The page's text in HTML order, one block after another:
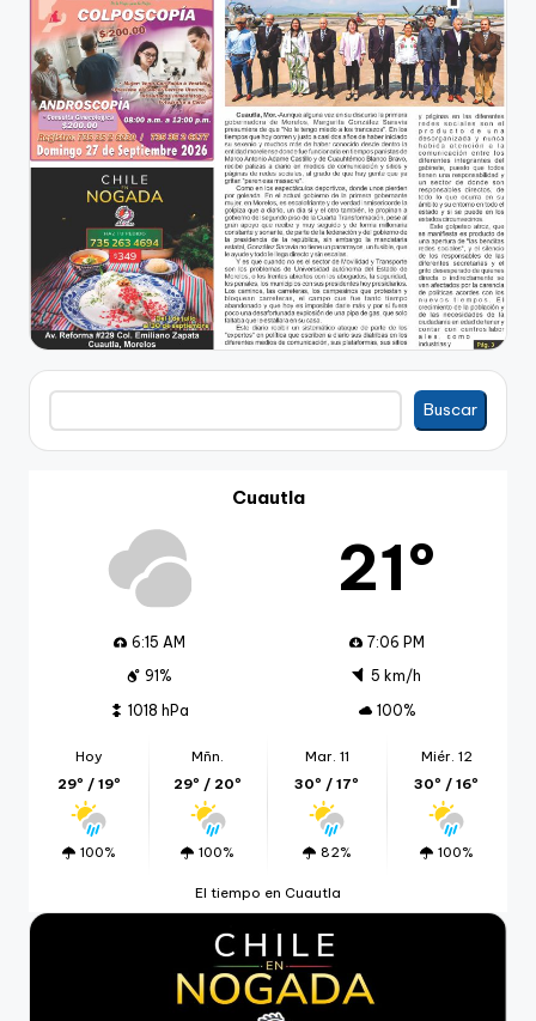
Buscar
Buscar
Cuautla
21º
6:15 AM
7:06 PM
91%
5 km/h
1018 hPa
100%
Hoy
29º / 19º
100%
Mñn.
29º / 20º
100%
Mar. 11
30º / 17º
82%
Miér. 12
30º / 16º
100%
El tiempo en Cuautla